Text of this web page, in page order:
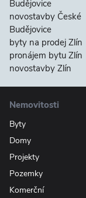
Budějovice
novostavby České
Budějovice
byty na prodej Zlín
pronájem bytu Zlín
novostavby Zlín
Nemovitosti
Byty
Domy
Projekty
Pozemky
Komerční